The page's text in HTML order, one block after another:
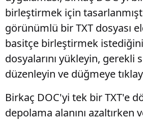
birleştirmek için
görünümlü bir TXT dosyası
basitçe birleştirmek
dosyalarını yükleyin, gerekli
düzenleyin ve düğmeye
Birkaç DOC'yi tek bir TXT'e
depolama alanını azaltırken